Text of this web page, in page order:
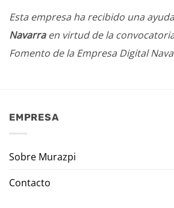
Esta empresa ha recibido una
Navarraen virtud de la
Fomento de la Empresa Digital
EMPRESA
Sobre Murazpi
Contacto